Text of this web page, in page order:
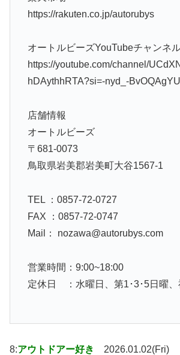
https://rakuten.co.jp/autorubys
オートルビーズYouTubeチャンネ
https://youtube.com/channel/
hDAythhRTA?si=-nyd_-
店舗情報
オートルビーズ
〒681-0073
鳥取県岩美郡岩美町大谷1567-1
TEL ：0857-72-0727
FAX ：0857-72-0747
Mail： nozawa@autorubys.com
営業時間：9:00~18:00
定休日 ：水曜日、第1･3･5日曜、
8:アウトドアー好き 2026.01.02(Fri)